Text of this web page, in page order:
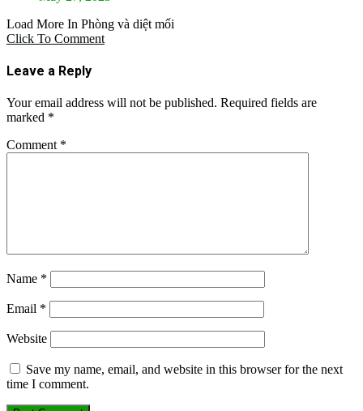
Load More In Phòng và diệt mối
Click To Comment
Leave a Reply
Your email address will not be published. Required fields are
marked *
Comment *
Name *
Email *
Website
Save my name, email, and website in this browser for the next
time I comment.